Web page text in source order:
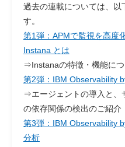
過去の連載については、以
す。
第1弾：APMで監視を高度
Instana とは
⇒Instanaの特徴・機能に
第2弾：IBM Observability
⇒エージェントの導入と、
の依存関係の検出のご紹介
第3弾：IBM Observability
分析